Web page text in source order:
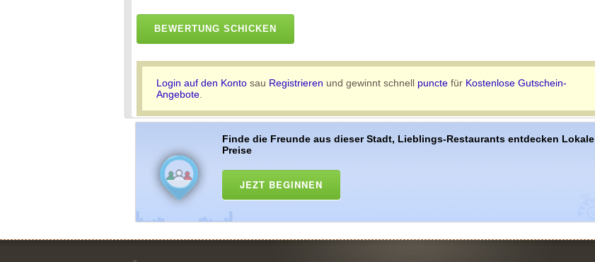
BEWERTUNG SCHICKEN
Login auf den Kontosau Registrieren und gewinnt schnell punctefür Kostenlose Gutschein-
Angebote.
Finde die Freunde aus dieser Stadt, Lieblings-Restaurants entdecken
Preise
JEZT BEGINNEN